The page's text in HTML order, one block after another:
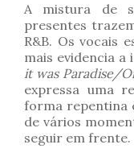
A mistura de
presentes
R&B. Os vocais
mais evidencia a
it was Paradise/
expressa uma
forma repentina
de vários
seguir em frente.